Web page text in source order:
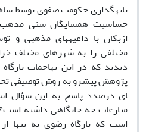
حساسیت همسایگان سنی مذهب
ازبکان با داعیه­های مذهبی و
مختلفی را به شهرهای مختلف
دیدند که در این تهاجمات
ای درصدد پاسخ به این سؤال
منازعات چه جایگاهی داشته است؟
است که بارگاه رضوی نه‌ تنها از